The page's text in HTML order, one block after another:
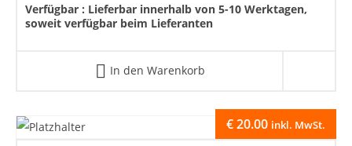
Verfügbar : Lieferbar innerhalb von 5-10 Werktagen,
soweit verfügbar beim Lieferanten
In den Warenkorb
€20.00 inkl. MwSt.